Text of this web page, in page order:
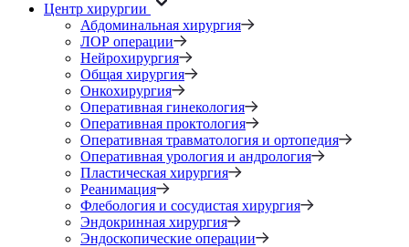
Центр хирургии
Абдоминальная хирургия
ЛОР операции
Нейрохирургия
Общая хирургия
Онкохирургия
Оперативная гинекология
Оперативная проктология
Оперативная травматология и ортопедия
Оперативная урология и андрология
Пластическая хирургия
Реанимация
Флебология и сосудистая хирургия
Эндокринная хирургия
Эндоскопические операции